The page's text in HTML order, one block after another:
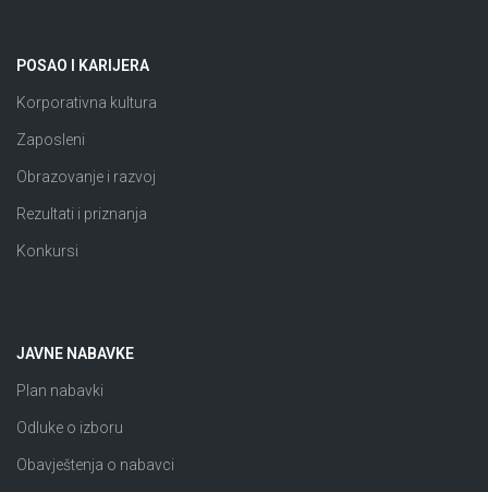
POSAO I KARIJERA
Korporativna kultura
Zaposleni
Obrazovanje i razvoj
Rezultati i priznanja
Konkursi
JAVNE NABAVKE
Plan nabavki
Odluke o izboru
Obavještenja o nabavci